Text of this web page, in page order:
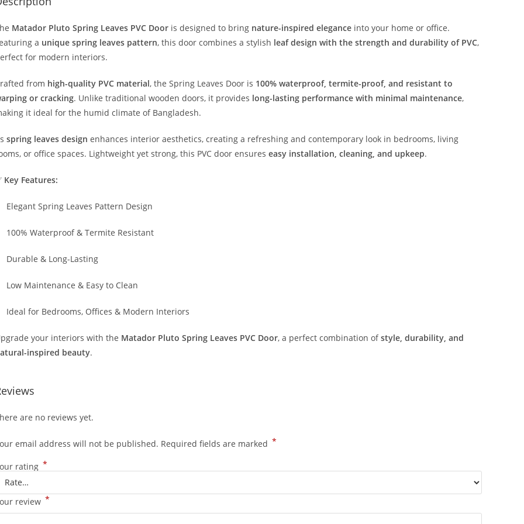
Matador Pluto Spring Leaves PVC Door is designed to bring nature-inspired elegance into your home or office.
a unique spring leaves pattern, this door combines a stylish leaf design with the strength and durability of PVC,
for modern interiors.
from high-quality PVC material, the Spring Leaves Door is 100% waterproof, termite-proof, and resistant to
or cracking. Unlike traditional wooden doors, it provides long-lasting performance with minimal maintenance,
it ideal for the humid climate of Bangladesh.
spring leaves design enhances interior aesthetics, creating a refreshing and contemporary look in bedrooms, living
or office spaces. Lightweight yet strong, this PVC door ensures easy installation, cleaning, and upkeep.
Key Features:
Elegant Spring Leaves Pattern Design
100% Waterproof & Termite Resistant
Durable & Long-Lasting
Low Maintenance & Easy to Clean
Ideal for Bedrooms, Offices & Modern Interiors
your interiors with the Matador Pluto Spring Leaves PVC Door, a perfect combination ofstyle, durability, and
inspired beauty.
are no reviews yet.
email address will not be published. Required fields are marked *
rating *
review *